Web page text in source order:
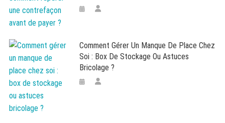
Comment Gérer Un Manque De Place Chez
Soi : Box De Stockage Ou Astuces
Bricolage ?